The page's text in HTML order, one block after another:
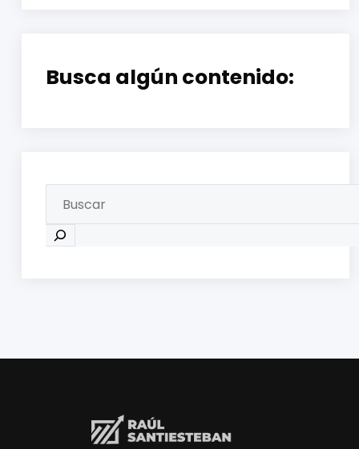
Busca algún contenido: